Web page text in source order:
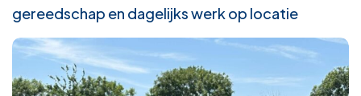
gereedschap en dagelijks werk op locatie